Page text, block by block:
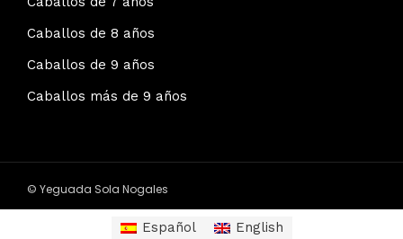
Caballos de 8 años
Caballos de 9 años
Caballos más de 9 años
© Yeguada Sola Nogales
Español English